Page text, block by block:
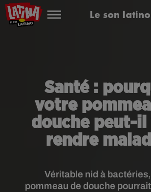
Le son latino
Santé :
votre
douche peut-il
rendre
Véritable nid à
pommeau de douche